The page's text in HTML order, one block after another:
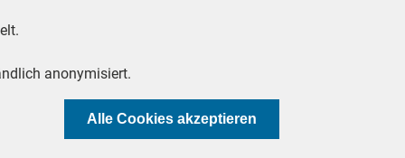
anonymisiert.
Alle Cookies akzeptieren